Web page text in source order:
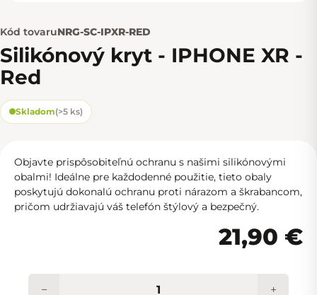
Kód tovaruNRG-SC-IPXR-RED
Silikónový kryt - IPHONE XR -
Red
Skladom(>5 ks)
Objavte prispôsobiteľnú ochranu s našimi silikónovými
obalmi! Ideálne pre každodenné použitie, tieto obaly
poskytujú dokonalú ochranu proti nárazom a škrabancom,
pričom udržiavajú váš telefón štýlový a bezpečný.
21,90 €
+
−